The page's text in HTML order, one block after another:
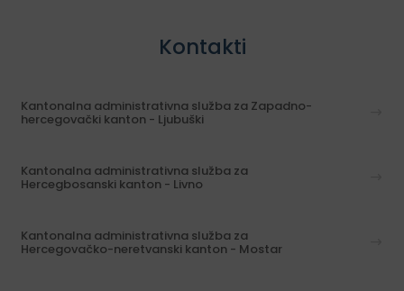
Kontakti
Kantonalna administrativna služba za Zapadno-
hercegovački kanton - Ljubuški
Kantonalna administrativna služba za
Hercegbosanski kanton - Livno
Kantonalna administrativna služba za
Hercegovačko-neretvanski kanton - Mostar